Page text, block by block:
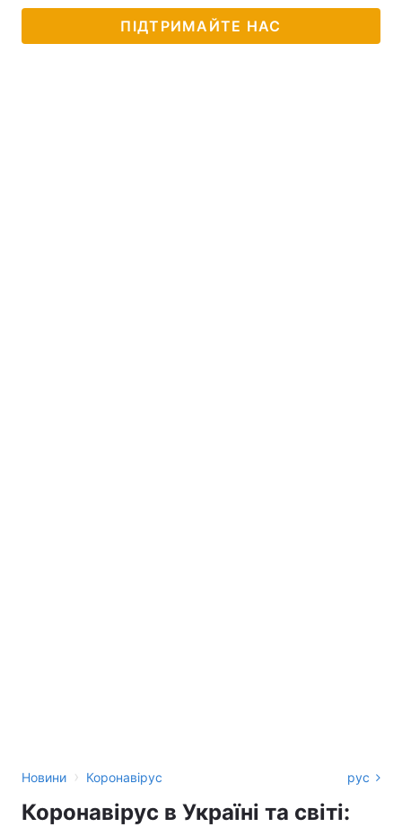
ПІДТРИМАЙТЕ НАС
Новини › Коронавірус рус
Коронавірус в Україні та світі: